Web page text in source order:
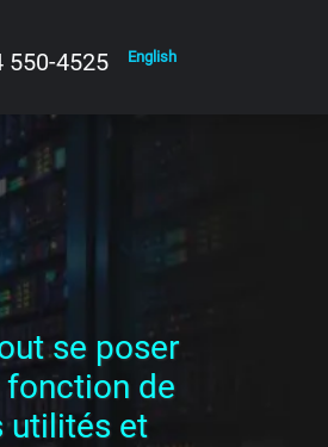
550-4525 English
se poser
fonction de
utilités et